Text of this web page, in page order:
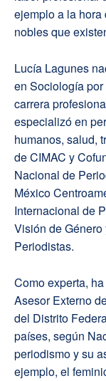
ejemplo a la hora
nobles que
Lucía Lagunes
en Sociología
carrera
especializó en
humanos, salud,
de CIMAC y
Nacional de
México
Internacional de
Visión de
Periodistas.
Como experta,
Asesor Externo
del Distrito
países, según
periodismo y su
ejemplo, el